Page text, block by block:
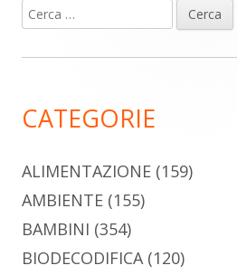
Barra
laterale
Ricerca
per:
CATEGORIE
ALIMENTAZIONE (159)
AMBIENTE (155)
BAMBINI (354)
BIODECODIFICA(120)